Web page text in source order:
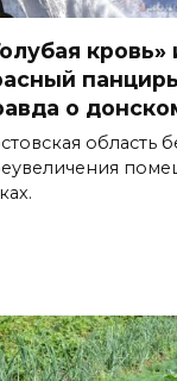
кровь»
о
область